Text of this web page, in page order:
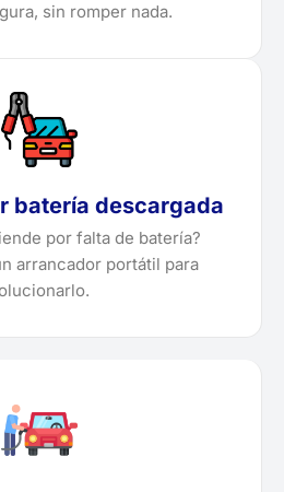
sin romper nada.
batería descargada
por falta de batería?
arrancador portátil para